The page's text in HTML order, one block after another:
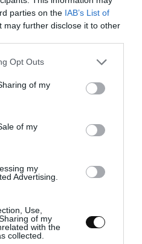
parties on the IAB’s List of
may further disclose it to other
uses one or more Google
behaviour. You may click to
and its third-party tags to
purposes in below Google
Opt Outs
of my
of my
my
Advertising.
Use,
of my
with the
collected.
bien. Una vez que esté
la masa procedemos a
y suaves con reposos hasta
prueba de la membrana. En
de 10 minutos, sin contar los
y el higo seco.
higos secos.
sobre la superficie de
a poco la alcaravea y los higos.